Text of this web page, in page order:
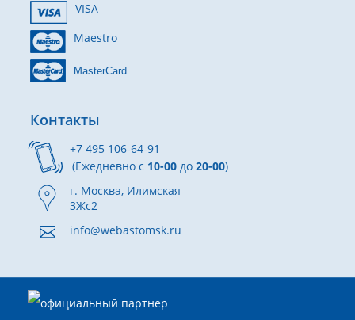
VISA
Maestro
MasterCard
Контакты
+7 495 106-64-91
(Ежедневно с 10-00 до 20-00)
г. Москва, Илимская
3Жс2
info@webastomsk.ru